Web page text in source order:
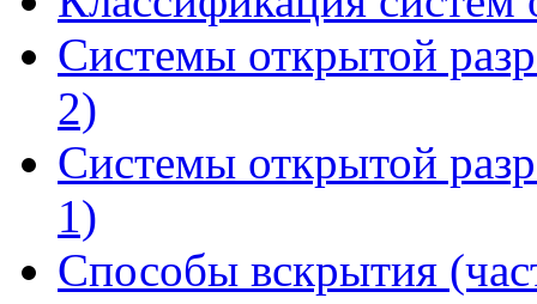
Системы открытой
2)
Системы открытой
1)
Способы вскрытия